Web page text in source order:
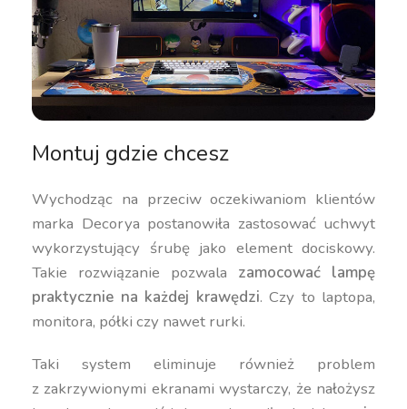
Montuj gdzie chcesz
Wychodząc na przeciw oczekiwaniom klientów
marka Decorya postanowiła zastosować uchwyt
wykorzystujący śrubę jako element dociskowy.
Takie rozwiązanie pozwala zamocować lampę
praktycznie na każdej krawędzi. Czy to laptopa,
monitora, półki czy nawet rurki.
Taki system eliminuje również problem
z zakrzywionymi ekranami wystarczy, że nałożysz